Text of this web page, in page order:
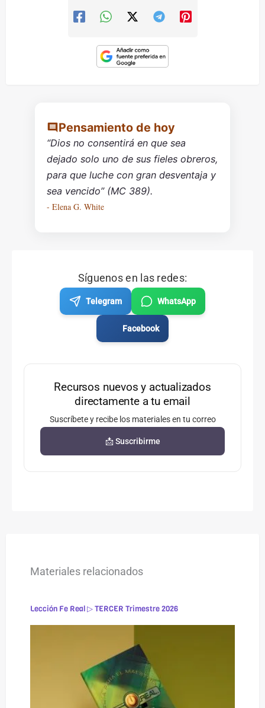
Pensamiento de hoy
“Dios no consentirá en que sea
dejado solo uno de sus fieles obreros,
para que luche con gran desventaja y
sea vencido” (MC 389).
- Elena G. White
Síguenos en las redes:
Telegram WhatsApp
Facebook
Recursos nuevos y actualizados
directamente a tu email
Suscríbete y recibe los materiales en tu correo
📩 Suscribirme
Materiales relacionados
Lección Fe Real ▷ TERCER Trimestre 2026